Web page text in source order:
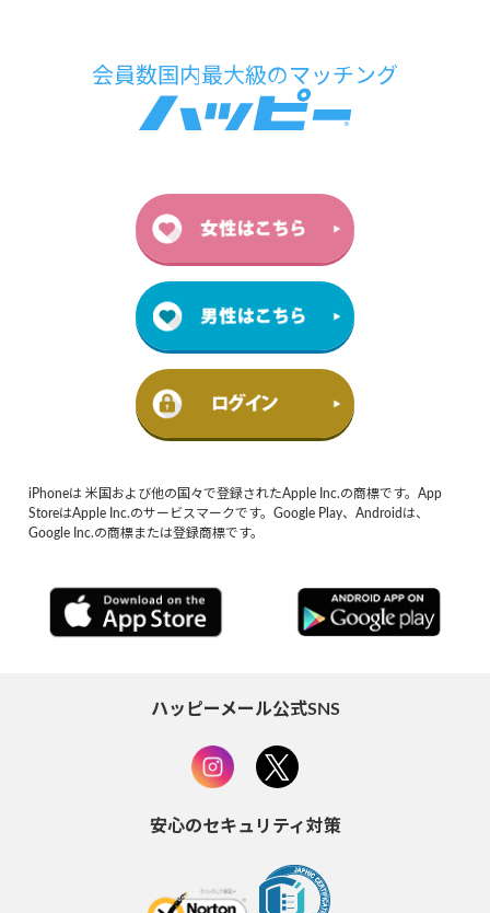
iPhoneは 米国および他の国々で登録されたApple Inc.の商標です。App
StoreはApple Inc.のサービスマークです。Google Play、Androidは、
Google Inc.の商標または登録商標です。
ハッピーメール公式SNS
安心のセキュリティ対策